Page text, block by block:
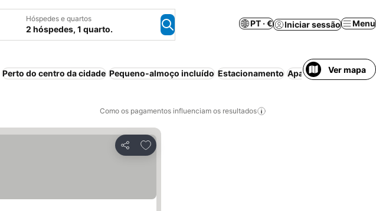
Hóspedes e quartos
2 hóspedes, 1 quarto.
PT · € Iniciar sessão Menu
Perto do centro da cidade Pequeno-almoço incluído Estacionamento AparthotelVer mapa
Como os pagamentos influenciam os resultados
Partilhar
Adicionar aos favoritos